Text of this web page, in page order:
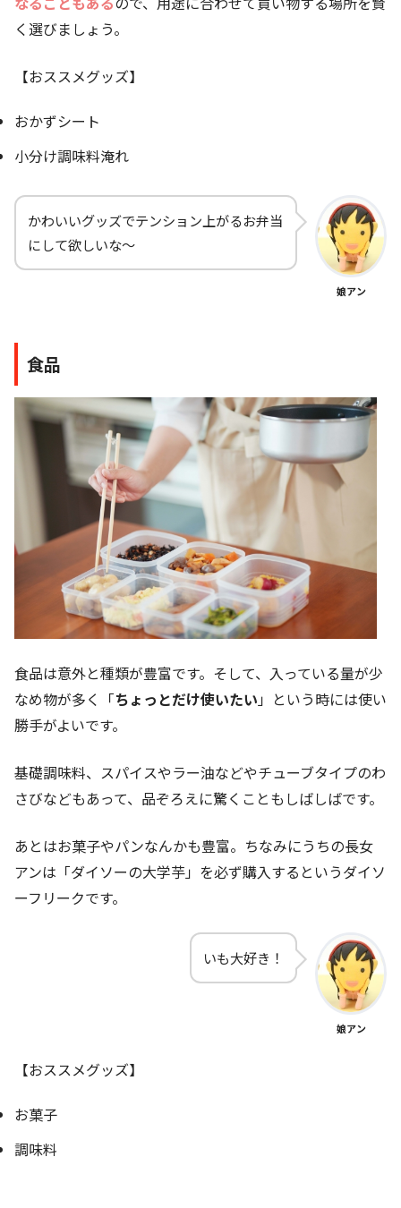
く選びましょう。
【おススメグッズ】
おかずシート
小分け調味料淹れ
かわいいグッズでテンション上がるお弁当
にして欲しいな～
娘アン
食品
食品は意外と種類が豊富です。そして、入っている量が少
なめ物が多く「ちょっとだけ使いたい」という時には使い
勝手がよいです。
基礎調味料、スパイスやラー油などやチューブタイプのわ
さびなどもあって、品ぞろえに驚くこともしばしばです。
あとはお菓子やパンなんかも豊富。ちなみにうちの長女
アンは「ダイソーの大学芋」を必ず購入するというダイソ
ーフリークです。
いも大好き！
娘アン
【おススメグッズ】
お菓子
調味料